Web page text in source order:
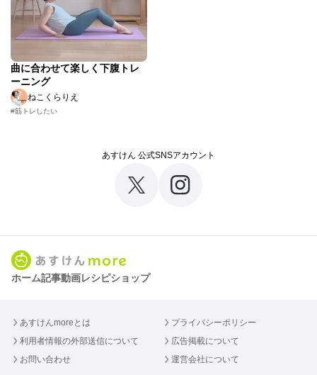
曲に合わせて楽しく下腹トレ
ーニング
ねこくらりえ
#筋トレしたい
あすけん 公式SNSアカウント
ホーム記事動画レシピショップ
あすけんmoreとは
プライバシーポリシー
利用者情報の外部送信について
広告掲載について
お問い合わせ
運営会社について